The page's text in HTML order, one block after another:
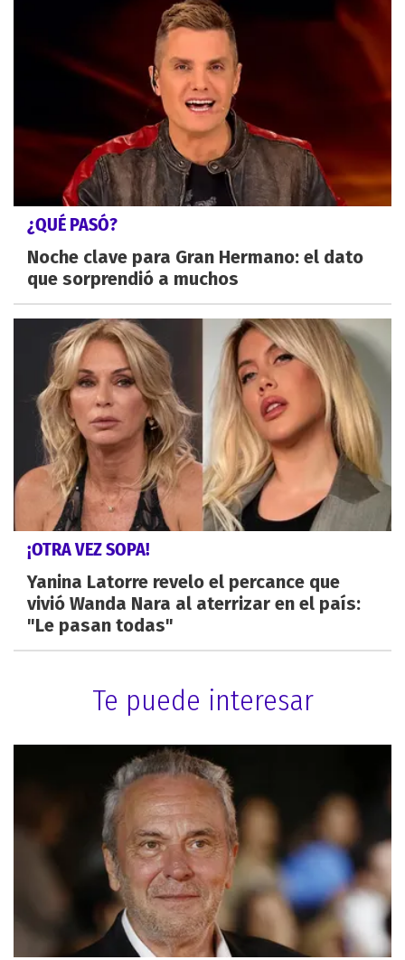
¿QUÉ PASÓ?
Noche clave para Gran Hermano: el dato
que sorprendió a muchos
¡OTRA VEZ SOPA!
Yanina Latorre revelo el percance que
vivió Wanda Nara al aterrizar en el país:
"Le pasan todas"
Te puede interesar